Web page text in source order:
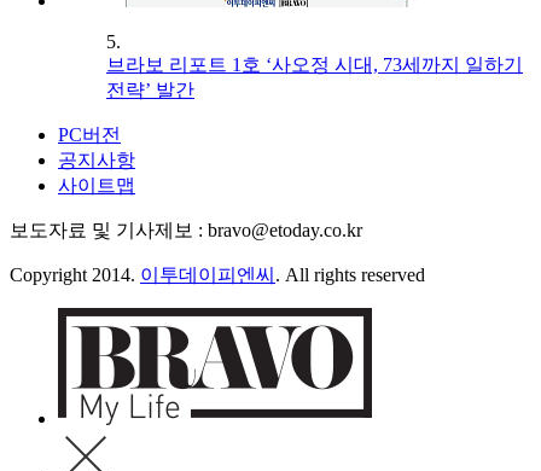
5.
브라보 리포트 1호 ‘사오정 시대, 73세까지 일하기
전략’ 발간
PC버전
공지사항
사이트맵
보도자료 및 기사제보 : bravo@etoday.co.kr
Copyright 2014. 이투데이피엔씨 . All rights reserved